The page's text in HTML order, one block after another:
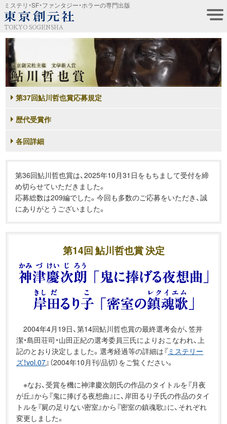
ミステリ・SF・ファンタジー・ホラーの専門出版
TOKYO SOGENSHA
第37回鮎川哲也賞応募規定
歴代受賞作
各回詳細
第36回鮎川哲也賞は、2025年10月31日をもちまして受付を締
め切らせていただきました。
応募総数は209編でした。今回も多数のご応募をいただき、誠
にありがとうございました。
第14回 鮎川哲也賞 決定
2004年4月19日、第14回鮎川哲也賞の最終選考会が、笠井
潔・島田荘司・山田正紀の選考委員三氏によりおこなわれ、上
記のとおり決定しました。選考経過等の詳細は『ミステリー
ズ！vol.07』（2004年10月刊/品切）をご覧ください。
※なお、受賞を機に神津慶次朗氏の作品のタイトルを『月夜
が丘』から『鬼に捧げる夜想曲』に、岸田るり子氏の作品のタイ
トルを『屍の足りない密室』から『密室の鎮魂歌』に、それぞれ
変更しました。